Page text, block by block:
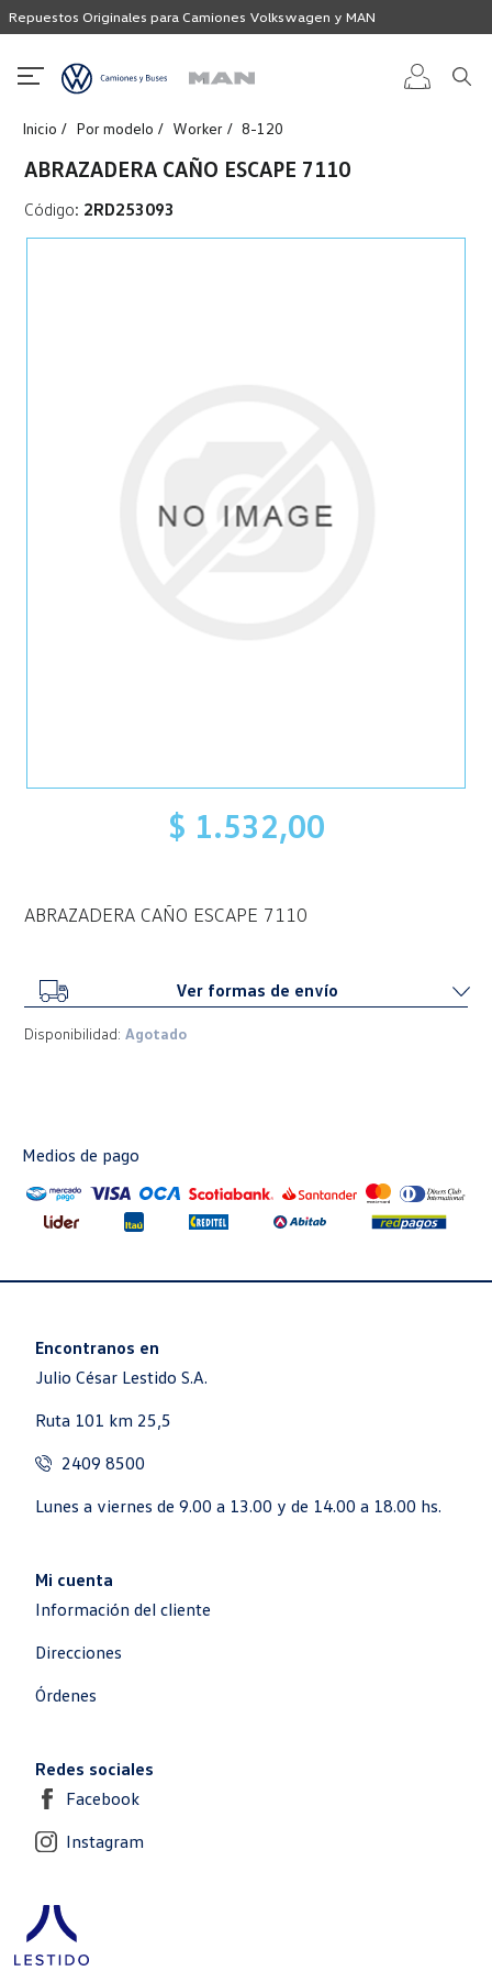
Repuestos Originales para Camiones Volkswagen y MAN
Inicio Por modelo Worker 8-120
ABRAZADERA CAÑO ESCAPE 7110
Código: 2RD253093
$ 1.532,00
ABRAZADERA CAÑO ESCAPE 7110
Ver formas de envío
Disponibilidad: Agotado
Medios de pago
Encontranos en
Julio César Lestido S.A.
Ruta 101 km 25,5
2409 8500
Lunes a viernes de 9.00 a 13.00 y de 14.00 a 18.00 hs.
Mi cuenta
Información del cliente
Direcciones
Órdenes
Redes sociales
Facebook
Instagram